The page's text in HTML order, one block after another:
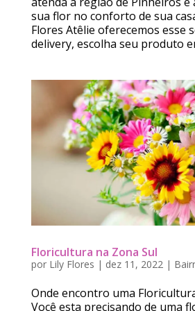
sua flor no conforto de sua
Flores Atêlie oferecemos esse
delivery, escolha seu produto
Floricultura na Zona Sul
por Lily Flores | dez 11, 2022 |
Onde encontro uma
Você esta precisando de uma